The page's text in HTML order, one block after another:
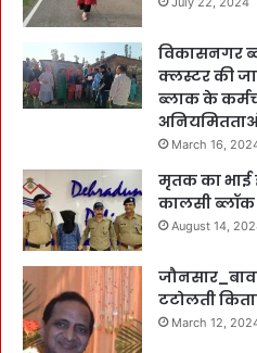
विकासनगर
क्लस्टर की
ब्लाक के
March 16,
मृतक का भाई
कालसी
August 14,
टटोलती
March 12,